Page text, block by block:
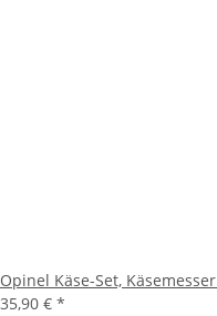
Opinel Käse-Set,
35,90 € *